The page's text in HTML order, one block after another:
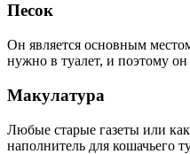
Песок
Он является основным
нужно в туалет, и поэтому
Макулатура
Любые старые газеты или
наполнитель для кошачьего